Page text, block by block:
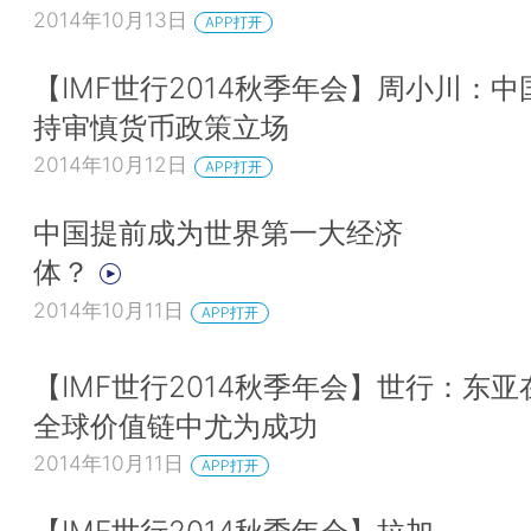
2014年10月13日 APP打开
【IMF世行2014秋季年会】周小川：中
持审慎货币政策立场
2014年10月12日 APP打开
中国提前成为世界第一大经济
体？
2014年10月11日 APP打开
【IMF世行2014秋季年会】世行：东亚
全球价值链中尤为成功
2014年10月11日 APP打开